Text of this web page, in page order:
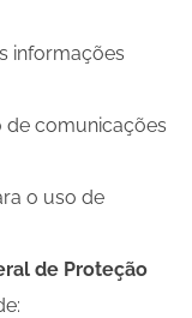
informações
de comunicações
o uso de
de Proteção